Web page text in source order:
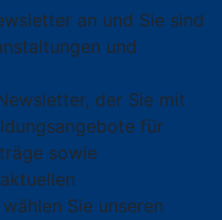
an und Sie sind
und
der Sie mit
für
sowie
Sie unseren